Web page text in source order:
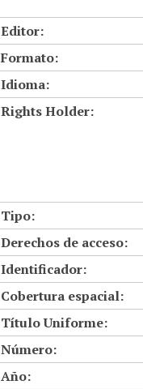
Editor:
Formato:
Idioma:
Rights Holder:
Tipo:
Derechos de acceso:
Identificador:
Cobertura espacial:
Título Uniforme:
Número:
Año: